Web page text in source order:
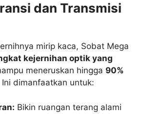
dan Transmisi
mirip kaca, Sobat Mega
kejernihan optik yang
meneruskan hingga 90%
Ini dimanfaatkan untuk:
Bikin ruangan terang alami